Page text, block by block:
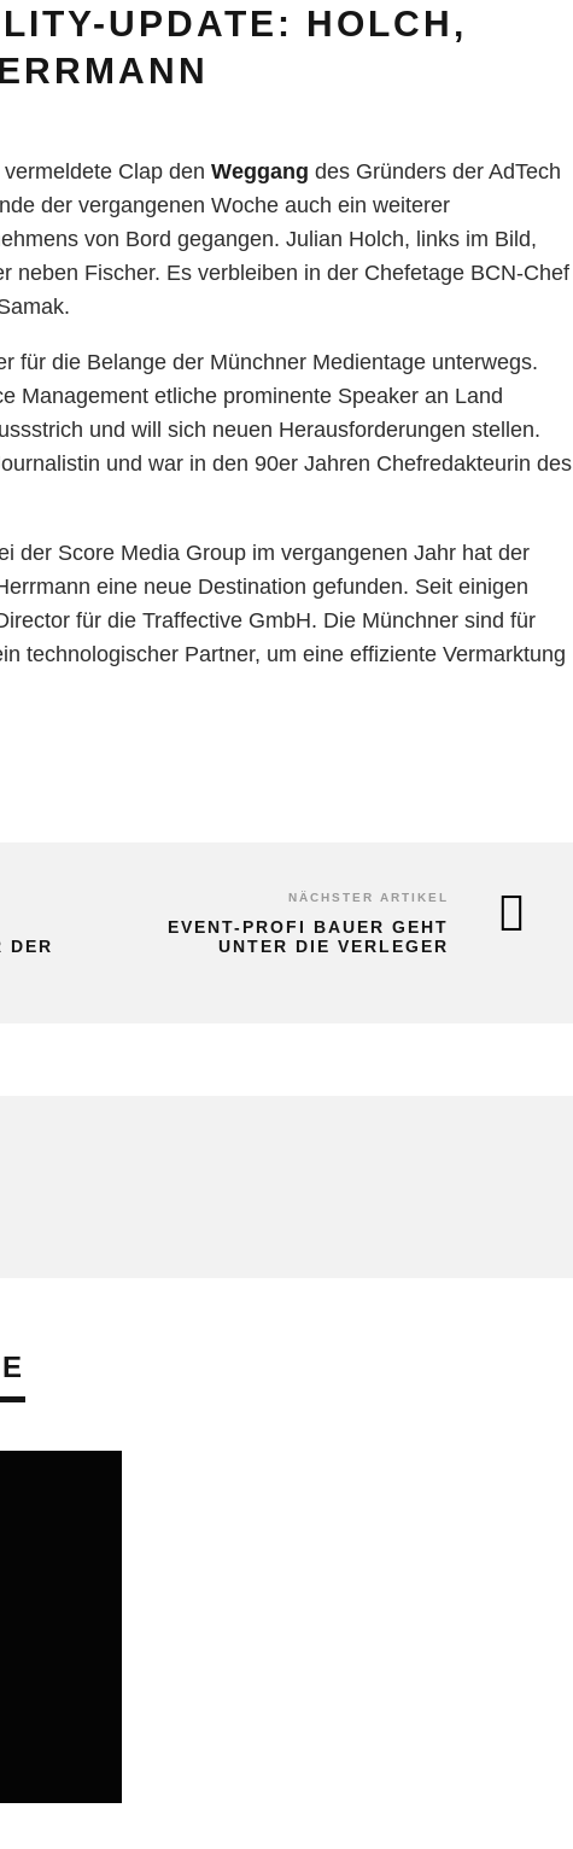
UPDATE: HOLCH,
Clap den Weggang des Gründers der AdTech
der vergangenen Woche auch ein weiterer
von Bord gegangen. Julian Holch, links im Bild,
neben Fischer. Es verbleiben in der Chefetage BCN-Chef
für die Belange der Münchner Medientage unterwegs.
Management etliche prominente Speaker an Land
und will sich neuen Herausforderungen stellen.
und war in den 90er Jahren Chefredakteurin des
der Score Media Group im vergangenen Jahr hat der
eine neue Destination gefunden. Seit einigen
für die Traffective GmbH. Die Münchner sind für
technologischer Partner, um eine effiziente Vermarktung
M
NÄCHSTER ARTIKEL
EVENT-PROFI BAUER GEHT
UNTER DIE VERLEGER